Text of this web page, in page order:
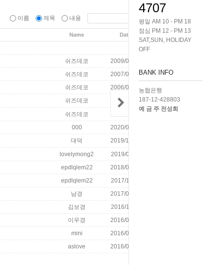
4707
평일 AM 10 - PM 18
점심 PM 12 - PM 13
SAT,SUN, HOLIDAY
OFF
BANK INFO
농협은행
187-12-428803
예 금 주 전성희
이름 제목 내용
Name Date Hits
쉬즈데코 2009/03/25
쉬즈데코 2007/01/31
3179
쉬즈데코 2006/06/01 5337
쉬즈데코 2006/05/04 5815
쉬즈데코
000 2020/02/18
대덕 2019/12/06
lovelymong2 2019/01/11
epdlqlem22 2018/03/18
epdlqlem22 2017/11/13
남경 2017/05/31
김보경 2016/11/09
이우경 2016/09/13
mini 2016/07/12
aslove 2016/06/26